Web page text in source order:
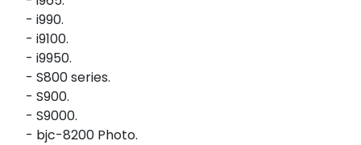
- i990.
- i9100.
- i9950.
- S800 series.
- S900.
- S9000.
- bjc-8200 Photo.